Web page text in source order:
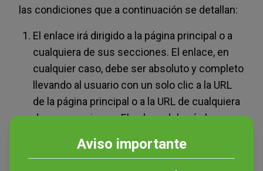
las condiciones que a continuación se detallan:
El enlace irá dirigido a la página principal o a
cualquiera de sus secciones. El enlace, en
cualquier caso, debe ser absoluto y completo
llevando al usuario con un solo clic a la URL
de la página principal o a la URL de cualquiera
de sus secciones. El enlace deberá abarcar
vesismin.com.
Aviso importante